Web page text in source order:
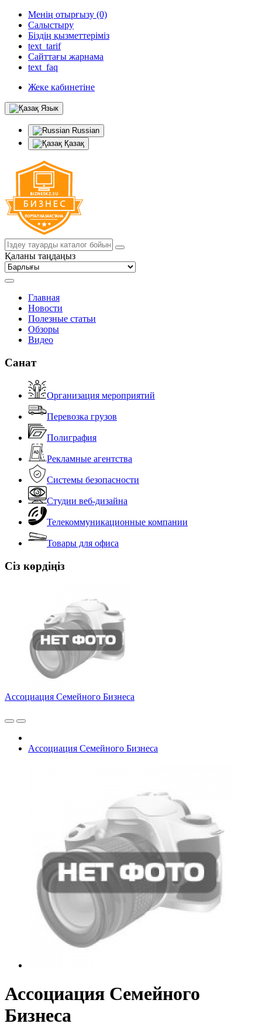
Менің отырғызу (0)
Салыстыру
Біздің қызметтеріміз
text_tarif
Сайттағы жарнама
text_faq
Жеке кабинетіне
Язык
Russian
Қазақ
Қаланы таңдаңыз
Главная
Новости
Полезные статьи
Обзоры
Видео
Санат
Организация мероприятий
Перевозка грузов
Полиграфия
Рекламные агентства
Системы безопасности
Студии веб-дизайна
Телекоммуникационные компании
Товары для офиса
Сіз көрдіңіз
Ассоциация Семейного Бизнеса
Ассоциация Семейного Бизнеса
Ассоциация Семейного
Бизнеса